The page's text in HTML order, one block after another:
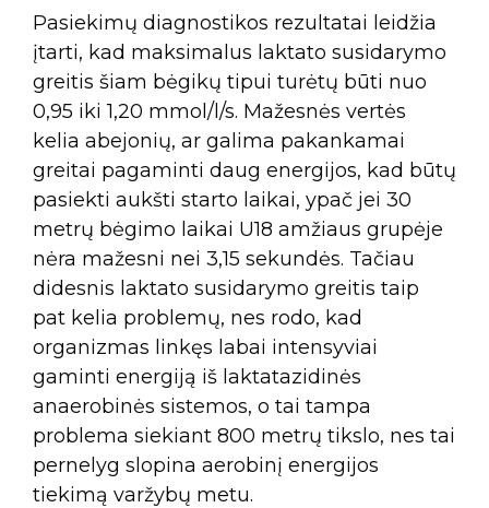
Pasiekimų diagnostikos rezultatai leidžia
įtarti, kad maksimalus laktato susidarymo
greitis šiam bėgikų tipui turėtų būti nuo
0,95 iki 1,20 mmol/l/s. Mažesnės vertės
kelia abejonių, ar galima pakankamai
greitai pagaminti daug energijos, kad būtų
pasiekti aukšti starto laikai, ypač jei 30
metrų bėgimo laikai U18 amžiaus grupėje
nėra mažesni nei 3,15 sekundės. Tačiau
didesnis laktato susidarymo greitis taip
pat kelia problemų, nes rodo, kad
organizmas linkęs labai intensyviai
gaminti energiją iš laktatazidinės
anaerobinės sistemos, o tai tampa
problema siekiant 800 metrų tikslo, nes tai
pernelyg slopina aerobinį energijos
tiekimą varžybų metu.